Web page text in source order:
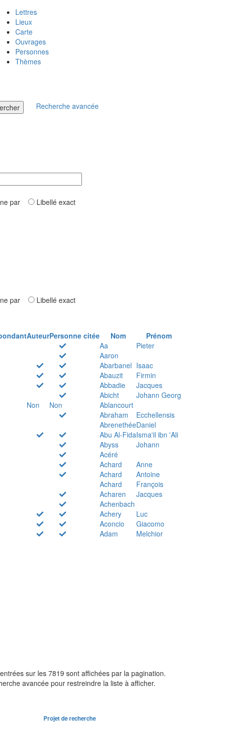
Lettres
Lieux
Carte
Ouvrages
Personnes
Thèmes
Recherche avancée
par Libellé exact
par Libellé exact
AuteurPersonne citée Nom
Prénom
Aa
Pieter
Aaron
Abarbanel Isaac
Abauzit
Firmin
Abbadie
Jacques
Abicht
Johann Georg
Non Non
Ablancourt
Abraham
Ecchellensis
AbrenethéeDaniel
Abu Al-FidaIsma'il ibn 'Ali
Abyss
Johann
Acéré
Achard
Anne
Achard
Antoine
Achard
François
Acharen
Jacques
Achenbach
Achery
Luc
Aconcio
Giacomo
Adam
Melchior
sur les 7819 sont affichées par la pagination.
avancée pour restreindre la liste à afficher.
Projet de recherche